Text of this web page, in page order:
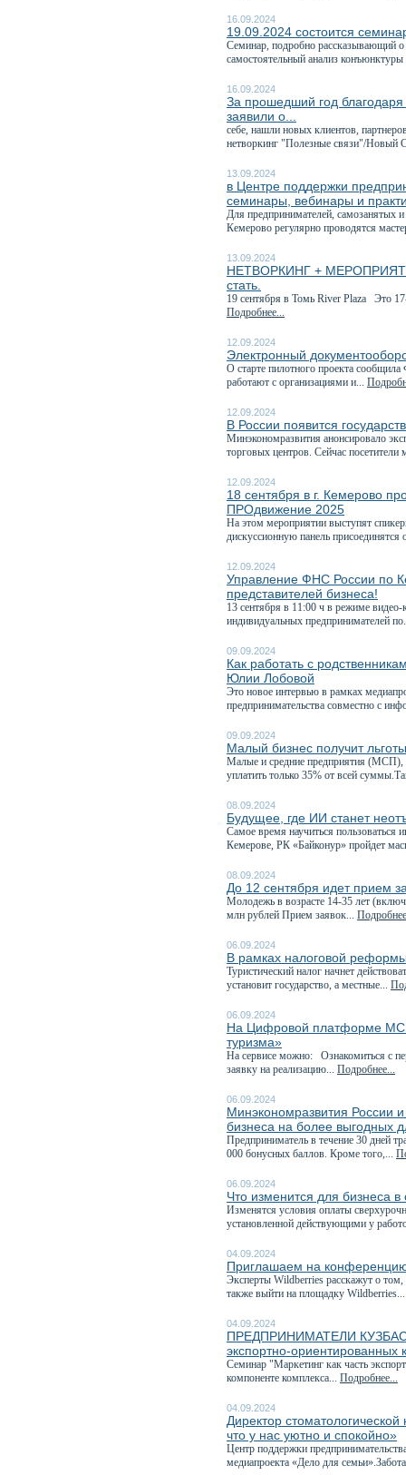
16.09.2024
19.09.2024 состоится
Семинар, подробно рассказывающий
самостоятельный анализ
16.09.2024
За прошедший год
заявили о...
себе, нашли новых клиентов,
нетворкинг "Полезные связи"/Новый
13.09.2024
в Центре поддержки
семинары, вебинары и
Для предпринимателей, самозанятых и
Кемерово регулярно проводятся
13.09.2024
НЕТВОРКИНГ +
стать.
19 сентября в Томь River Plaza Это
Подробнее...
12.09.2024
Электронный
О старте пилотного проекта
работают с организациями и...
12.09.2024
В России появится
Минэкономразвития анонсировало
торговых центров. Сейчас посетители
12.09.2024
18 сентября в г. Кемерово
ПРОдвижение 2025
На этом мероприятии выступят
дискуссионную панель присоединятся
12.09.2024
Управление ФНС России по
представителей бизнеса!
13 сентября в 11:00 ч в режиме
индивидуальных предпринимателей
09.09.2024
Как работать с
Юлии Лобовой
Это новое интервью в рамках
предпринимательства совместно с
09.09.2024
Малый бизнес получит
Малые и средние предприятия (МСП),
уплатить только 35% от всей
08.09.2024
Будущее, где ИИ станет
Самое время научиться пользоваться
Кемерове, РК «Байконур» пройдет
08.09.2024
До 12 сентября идет прием
Молодежь в возрасте 14-35 лет
млн рублей Прием заявок...
06.09.2024
В рамках налоговой реформы
Туристический налог начнет
установит государство, а местные...
06.09.2024
На Цифровой платформе
туризма»
На сервисе можно: Ознакомиться с
заявку на реализацию... Подробнее...
06.09.2024
Минэкономразвития России
бизнеса на более выгодных
Предприниматель в течение 30 дней
000 бонусных баллов. Кроме того,...
06.09.2024
Что изменится для бизнеса
Изменятся условия оплаты
установленной действующими у
04.09.2024
Приглашаем на
Эксперты Wildberries расскажут о том,
также выйти на площадку
04.09.2024
ПРЕДПРИНИМАТЕЛИ
экспортно-ориентированных
Семинар "Маркетинг как часть
компоненте комплекса... Подробнее...
04.09.2024
Директор
что у нас уютно и спокойно»
Центр поддержки
медиапроекта «Дело для